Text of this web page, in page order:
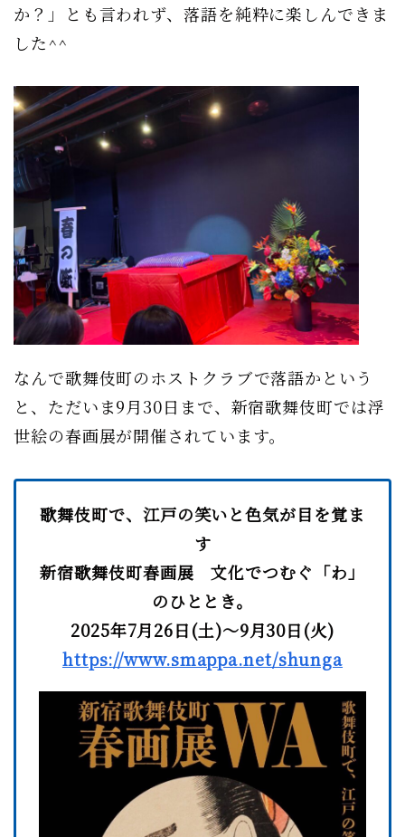
か？」とも言われず、落語を純粋に楽しんできま
した^^
なんで歌舞伎町のホストクラブで落語かという
と、ただいま9月30日まで、新宿歌舞伎町では浮
世絵の春画展が開催されています。
歌舞伎町で、江戸の笑いと色気が目を覚ま
す
新宿歌舞伎町春画展 文化でつむぐ「わ」
のひととき。
2025年7月26日(土)～9月30日(火)
https://www.smappa.net/shunga